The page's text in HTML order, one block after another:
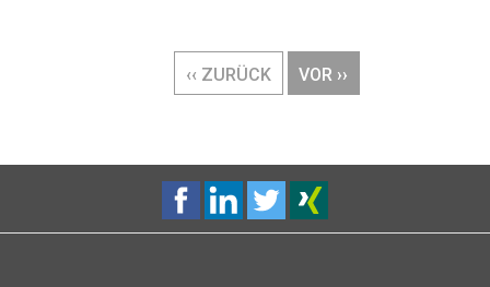
VORHERIGE
SEITE
‹‹ ZURÜCK
NÄCHSTE
SEITE
VOR ››